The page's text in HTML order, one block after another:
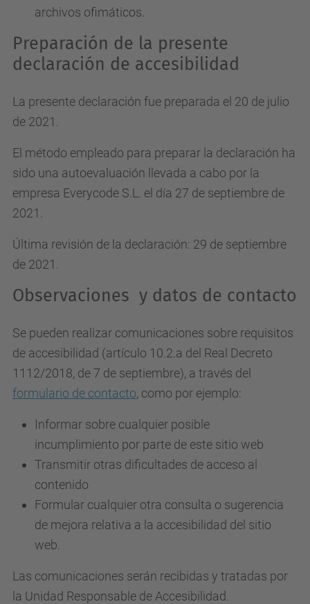
archivos ofimáticos.
Preparación de la presente
declaración de accesibilidad
La presente declaración fue preparada el 20 de julio
de 2021.
El método empleado para preparar la declaración ha
sido una autoevaluación llevada a cabo por la
empresa Everycode S.L. el día 27 de septiembre de
2021.
Última revisión de la declaración: 29 de septiembre
de 2021.
Observaciones y datos de contacto
Se pueden realizar comunicaciones sobre requisitos
de accesibilidad (artículo 10.2.a del Real Decreto
1112/2018, de 7 de septiembre), a través del
formulario de contacto, como por ejemplo:
Informar sobre cualquier posible
incumplimiento por parte de este sitio web
Transmitir otras dificultades de acceso al
contenido
Formular cualquier otra consulta o sugerencia
de mejora relativa a la accesibilidad del sitio
web.
Las comunicaciones serán recibidas y tratadas por
la Unidad Responsable de Accesibilidad.